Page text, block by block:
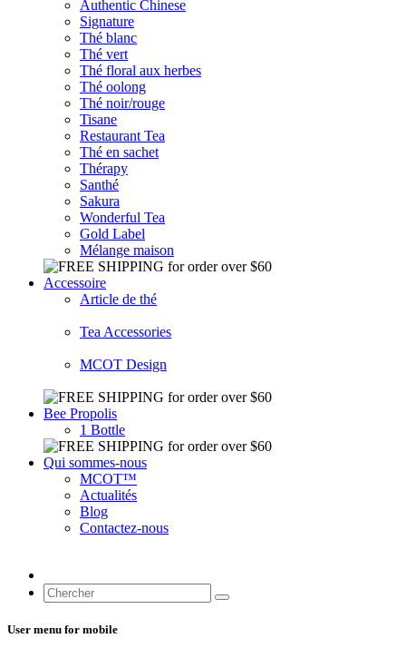
Authentic Chinese
Signature
Thé blanc
Thé vert
Thé floral aux herbes
Thé oolong
Thé noir/rouge
Tisane
Restaurant Tea
Thé en sachet
Thérapy
Santhé
Sakura
Wonderful Tea
Gold Label
Mélange maison
Accessoire
Article de thé
Tea Accessories
MCOT Design
Bee Propolis
1 Bottle
Qui sommes-nous
MCOT™
Actualités
Blog
Contactez-nous
User menu for mobile